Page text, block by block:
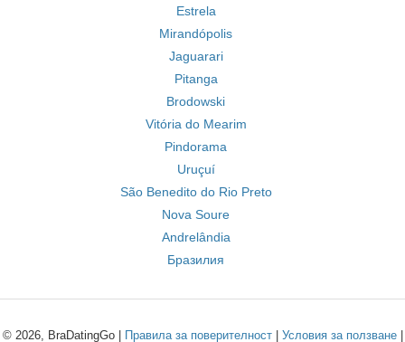
Estrela
Mirandópolis
Jaguarari
Pitanga
Brodowski
Vitória do Mearim
Pindorama
Uruçuí
São Benedito do Rio Preto
Nova Soure
Andrelândia
Бразилия
© 2026, BraDatingGo | Правила за поверителност| Условия за ползване|